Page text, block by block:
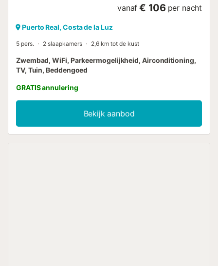
vanaf € 106 per nacht
Puerto Real, Costa de la Luz
5 pers. 2 slaapkamers 2,6 km tot de kust
Zwembad, WiFi, Parkeermogelijkheid, Airconditioning,
TV, Tuin, Beddengoed
GRATIS annulering
Bekijk aanbod